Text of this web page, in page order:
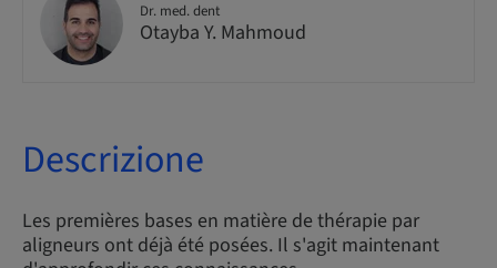
Dr. med. dent
Otayba Y. Mahmoud
Descrizione
Les premières bases en matière de thérapie par
aligneurs ont déjà été posées. Il s'agit maintenant